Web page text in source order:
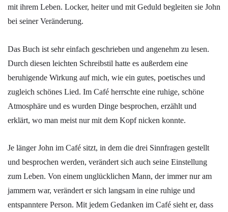
mit ihrem Leben. Locker, heiter und mit Geduld begleiten sie John
bei seiner Veränderung.
Das Buch ist sehr einfach geschrieben und angenehm zu lesen.
Durch diesen leichten Schreibstil hatte es außerdem eine
beruhigende Wirkung auf mich, wie ein gutes, poetisches und
zugleich schönes Lied. Im Café herrschte eine ruhige, schöne
Atmosphäre und es wurden Dinge besprochen, erzählt und
erklärt, wo man meist nur mit dem Kopf nicken konnte.
Je länger John im Café sitzt, in dem die drei Sinnfragen gestellt
und besprochen werden, verändert sich auch seine Einstellung
zum Leben. Von einem unglücklichen Mann, der immer nur am
jammern war, verändert er sich langsam in eine ruhige und
entspanntere Person. Mit jedem Gedanken im Café sieht er, dass